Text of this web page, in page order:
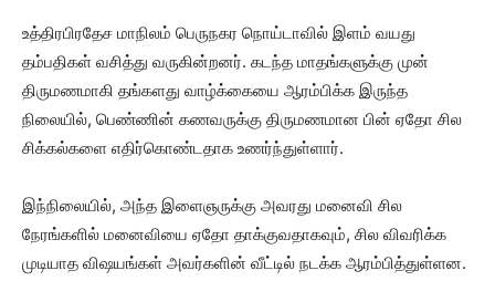
உத்திரபிரதேச மாநிலம் பெருநகர நொய்டாவில் இளம் வயது
தம்பதிகள் வசித்து வருகின்றனர். கடந்த மாதங்களுக்கு முன்
திருமணமாகி தங்களது வாழ்க்கையை ஆரம்பிக்க இருந்த
நிலையில், பெண்ணின் கணவருக்கு திருமணமான பின் ஏதோ சில
சிக்கல்களை எதிர்கொண்டதாக உணர்ந்துள்ளார்.
இந்நிலையில், அந்த இளைஞருக்கு அவரது மனைவி சில
நேரங்களில் மனைவியை ஏதோ தாக்குவதாகவும், சில விவரிக்க
முடியாத விஷயங்கள் அவர்களின் வீட்டில் நடக்க ஆரம்பித்துள்ளன.